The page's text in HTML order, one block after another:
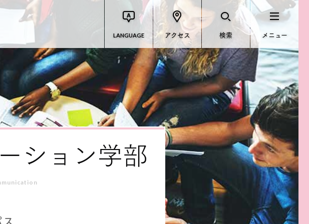
LANGUAGE アクセス 検索 メニュー
ション学部